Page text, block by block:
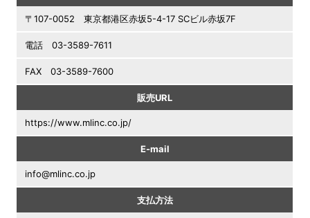
〒107-0052 東京都港区赤坂5-4-17 SCビル赤坂7F
電話 03-3589-7611
FAX 03-3589-7600
販売URL
https://www.mlinc.co.jp/
E-mail
info@mlinc.co.jp
支払方法